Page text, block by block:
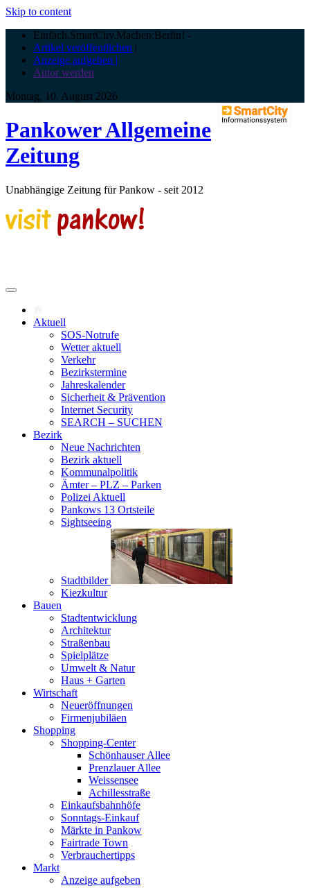
Skip to content
Einfach.SmartCity.Machen:Berlin! -
Artikel veröffentlichen |
Anzeige aufgeben |
Autor werden
Montag, 10. August 2026
Pankower Allgemeine
Zeitung
Unabhängige Zeitung für Pankow - seit 2012
Aktuell
SOS-Notrufe
Wetter aktuell
Verkehr
Bezirkstermine
Jahreskalender
Sicherheit & Prävention
Internet Security
SEARCH – SUCHEN
Bezirk
Neue Nachrichten
Bezirk aktuell
Kommunalpolitik
Ämter – PLZ – Parken
Polizei Aktuell
Pankows 13 Ortsteile
Sightseeing
Stadtbilder
Kiezkultur
Bauen
Stadtentwicklung
Architektur
Straßenbau
Spielplätze
Umwelt & Natur
Haus + Garten
Wirtschaft
Neueröffnungen
Firmenjubiläen
Shopping
Shopping-Center
Schönhauser Allee
Prenzlauer Allee
Weissensee
Achillesstraße
Einkaufsbahnhöfe
Sonntags-Einkauf
Märkte in Pankow
Fairtrade Town
Verbrauchertipps
Markt
Anzeige aufgeben